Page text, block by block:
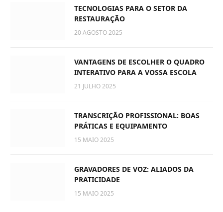
TECNOLOGIAS PARA O SETOR DA
RESTAURAÇÃO
20 AGOSTO 2025
VANTAGENS DE ESCOLHER O QUADRO
INTERATIVO PARA A VOSSA ESCOLA
21 JULHO 2025
TRANSCRIÇÃO PROFISSIONAL: BOAS
PRÁTICAS E EQUIPAMENTO
15 MAIO 2025
GRAVADORES DE VOZ: ALIADOS DA
PRATICIDADE
15 MAIO 2025